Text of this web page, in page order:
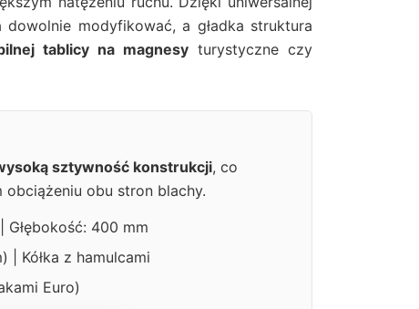
dowolnie modyfikować, a gładka struktura
tablicy na magnesy turystyczne czy
sztywność konstrukcji, co
obu stron blachy.
400 mm
| Kółka z hamulcami
Euro)